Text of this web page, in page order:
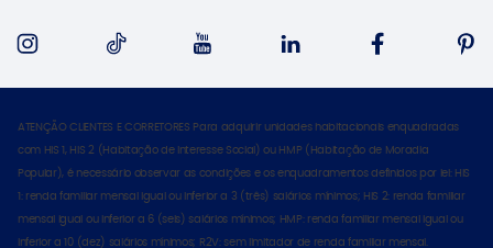
ATENÇÃO CLIENTES E CORRETORES Para adquirir unidades habitacionais enquadradas
com HIS 1, HIS 2 (Habitação de Interesse Social) ou HMP (Habitação de Moradia
Popular), é necessário observar as condições e os enquadramentos definidos por lei: HIS
1: renda familiar mensal igual ou inferior a 3 (três) salários mínimos; HIS 2: renda familiar
mensal igual ou inferior a 6 (seis) salários mínimos; HMP: renda familiar mensal igual ou
inferior a 10 (dez) salários mínimos; R2V: sem limitador de renda familiar mensal.